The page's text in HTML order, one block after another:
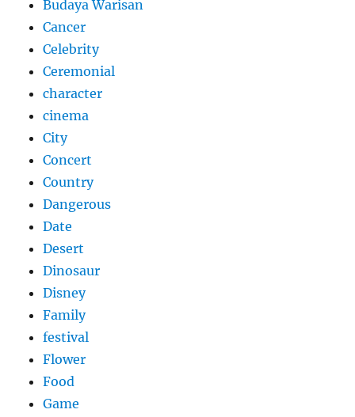
Budaya Warisan
Cancer
Celebrity
Ceremonial
character
cinema
City
Concert
Country
Dangerous
Date
Desert
Dinosaur
Disney
Family
festival
Flower
Food
Game